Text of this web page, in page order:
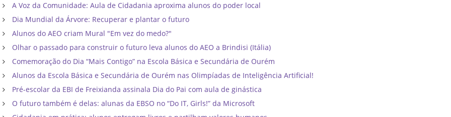
A Voz da Comunidade: Aula de Cidadania aproxima alunos do poder local
Dia Mundial da Árvore: Recuperar e plantar o futuro
Alunos do AEO criam Mural "Em vez do medo?"
Olhar o passado para construir o futuro leva alunos do AEO a Brindisi (Itália)
Comemoração do Dia “Mais Contigo” na Escola Básica e Secundária de Ourém
Alunos da Escola Básica e Secundária de Ourém nas Olimpíadas de Inteligência Artificial!
Pré-escolar da EBI de Freixianda assinala Dia do Pai com aula de ginástica
O futuro também é delas: alunas da EBSO no “Do IT, Girls!” da Microsoft